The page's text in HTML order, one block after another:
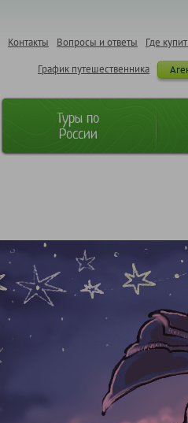
Где
Вопросы и ответы
Контакты
График путешественника
Туры по
России